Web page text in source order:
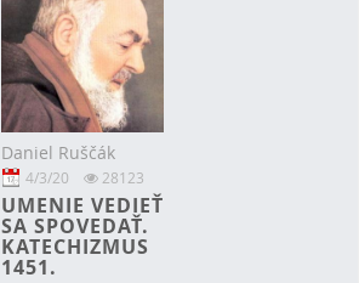
Daniel Ruščák
4/3/20 28123
UMENIE VEDIEŤ
SA SPOVEDAŤ.
KATECHIZMUS
1451.